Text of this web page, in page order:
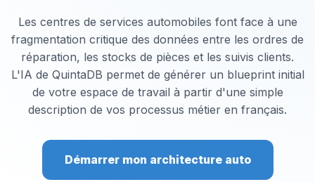
Les centres de services automobiles font face à une
fragmentation critique des données entre les ordres de
réparation, les stocks de pièces et les suivis clients.
L'IA de QuintaDB permet de générer un blueprint initial
de votre espace de travail à partir d'une simple
description de vos processus métier en français.
Démarrer mon architecture auto